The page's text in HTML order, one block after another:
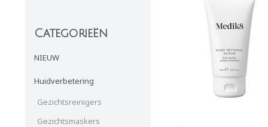
Categorieën
NIEUW
Huidverbetering
Gezichtsreinigers
Gezichtsmaskers